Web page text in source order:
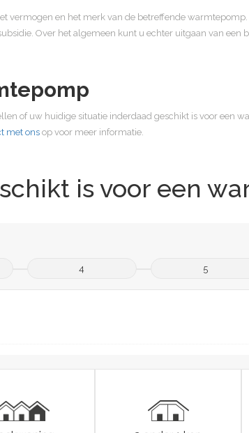
vermogen en het merk van de betreffende
Over het algemeen kunt u echter uitgaan van een
of uw huidige situatie inderdaad geschikt is voor een
met onsop voor meer informatie.
is voor een
4 5